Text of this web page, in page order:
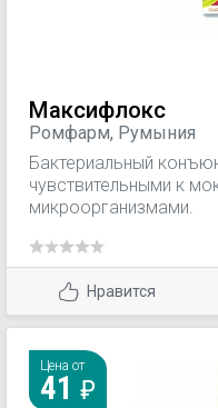
Максифлокс
Ромфарм, Румыния
Бактериальный
чувствительными к
микроорганизмами.
Нравится
Цена от
41